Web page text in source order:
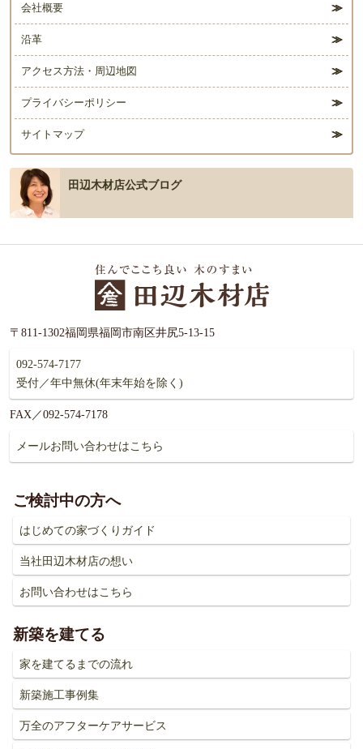
会社概要
沿革
アクセス方法・周辺地図
プライバシーポリシー
サイトマップ
田辺木材店公式ブログ
〒811-1302福岡県福岡市南区井尻5-13-15
092-574-7177
受付／年中無休(年末年始を除く)
FAX／092-574-7178
メールお問い合わせはこちら
ご検討中の方へ
はじめての家づくりガイド
当社田辺木材店の想い
お問い合わせはこちら
新築を建てる
家を建てるまでの流れ
新築施工事例集
万全のアフターケアサービス